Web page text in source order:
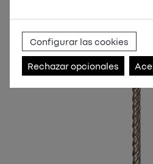
Configurar las cookies
Rechazar opcionales